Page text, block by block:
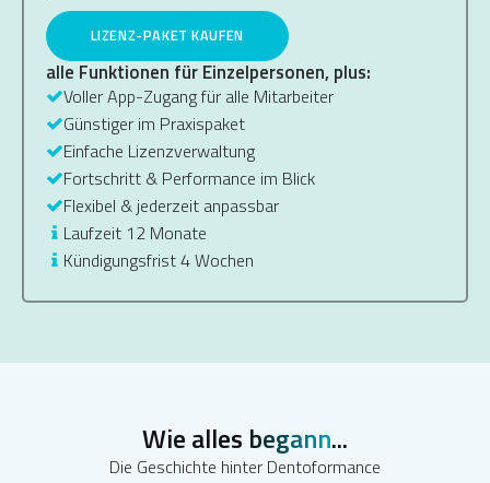
LIZENZ-PAKET KAUFEN
alle Funktionen für Einzelpersonen, plus:
Voller App-Zugang für alle Mitarbeiter
Günstiger im Praxispaket
Einfache Lizenzverwaltung
Fortschritt & Performance im Blick
Flexibel & jederzeit anpassbar
Laufzeit 12 Monate
Kündigungsfrist 4 Wochen
Wie alles begann...
Die Geschichte hinter Dentoformance